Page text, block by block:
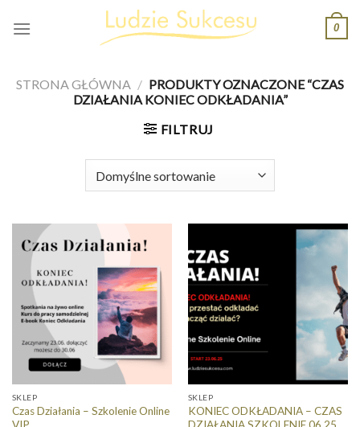
0
STRONA GŁÓWNA / PRODUKTY OZNACZONE “CZAS
DZIAŁANIA KONIEC ODKŁADANIA”
FILTRUJ
SKLEP
Czas Działania – Szkolenie Online
VIP
SKLEP
KONIEC ODKŁADANIA – CZAS
DZIAŁANIA SZKOLENIE 06.25